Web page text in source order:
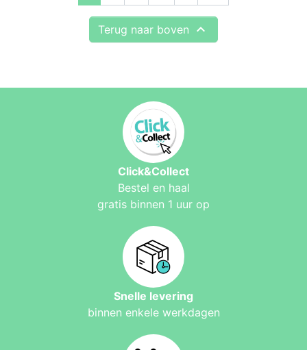
Terug naar boven 
Click&Collect
Bestel en haal
gratis binnen 1 uur op
Snelle levering
binnen enkele werkdagen